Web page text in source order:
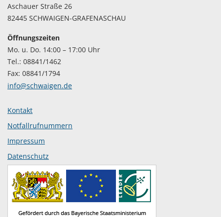
Aschauer Straße 26
82445 SCHWAIGEN-GRAFENASCHAU
Öffnungszeiten
Mo. u. Do. 14:00 – 17:00 Uhr
Tel.: 08841/1462
Fax: 08841/1794
info@schwaigen.de
Kontakt
Notfallrufnummern
Impressum
Datenschutz